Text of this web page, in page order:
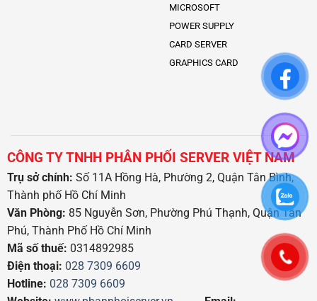
MICROSOFT
POWER SUPPLY
CARD SERVER
GRAPHICS CARD
CÔNG TY TNHH PHÂN PHỐI SERVER VIỆT NAM
Trụ sở chính: Số 11A Hồng Hà, Phường 2, Quận Tân Bình,
Thành phố Hồ Chí Minh
Văn Phòng: 85 Nguyễn Sơn, Phường Phú Thạnh, Quận Tân
Phú, Thành Phố Hồ Chí Minh
Mã số thuế: 0314892985
Điện thoại: 028 7309 6609
Hotline: 028 7309 6609